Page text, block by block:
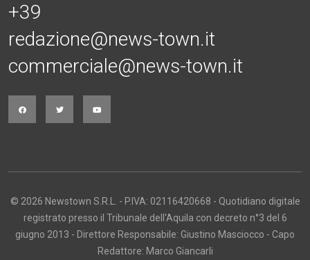
+39
redazione@news-town.it
commerciale@news-town.it
© 2026 Newstown S.R.L. - P.IVA: 02116420668 - Quotidiano digitale
registrato presso il Tribunale dell'Aquila con decreto n°3 del 6
giugno 2013 - Direttore Responsabile: Giustino Masciocco - Capo
Redattore: Marco Giancarli